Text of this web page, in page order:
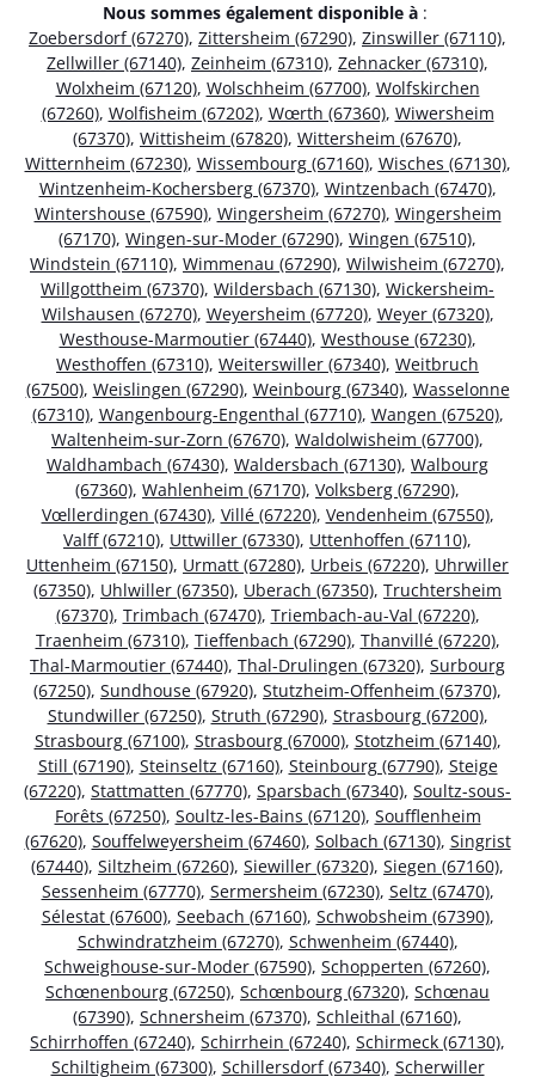
Nous sommes également disponible à :
Zoebersdorf (67270), Zittersheim (67290), Zinswiller (67110),
Zellwiller (67140), Zeinheim (67310), Zehnacker (67310),
Wolxheim (67120), Wolschheim (67700), Wolfskirchen
(67260), Wolfisheim (67202), Wœrth (67360), Wiwersheim
(67370), Wittisheim (67820), Wittersheim (67670),
Witternheim (67230), Wissembourg (67160), Wisches (67130),
Wintzenheim-Kochersberg (67370), Wintzenbach (67470),
Wintershouse (67590), Wingersheim (67270), Wingersheim
(67170), Wingen-sur-Moder (67290), Wingen (67510),
Windstein (67110), Wimmenau (67290), Wilwisheim (67270),
Willgottheim (67370), Wildersbach (67130), Wickersheim-
Wilshausen (67270), Weyersheim (67720), Weyer (67320),
Westhouse-Marmoutier (67440), Westhouse (67230),
Westhoffen (67310), Weiterswiller (67340), Weitbruch
(67500), Weislingen (67290), Weinbourg (67340), Wasselonne
(67310), Wangenbourg-Engenthal (67710), Wangen (67520),
Waltenheim-sur-Zorn (67670), Waldolwisheim (67700),
Waldhambach (67430), Waldersbach (67130), Walbourg
(67360), Wahlenheim (67170), Volksberg (67290),
Vœllerdingen (67430), Villé (67220), Vendenheim (67550),
Valff (67210), Uttwiller (67330), Uttenhoffen (67110),
Uttenheim (67150), Urmatt (67280), Urbeis (67220), Uhrwiller
(67350), Uhlwiller (67350), Uberach (67350), Truchtersheim
(67370), Trimbach (67470), Triembach-au-Val (67220),
Traenheim (67310), Tieffenbach (67290), Thanvillé (67220),
Thal-Marmoutier (67440), Thal-Drulingen (67320), Surbourg
(67250), Sundhouse (67920), Stutzheim-Offenheim (67370),
Stundwiller (67250), Struth (67290), Strasbourg (67200),
Strasbourg (67100), Strasbourg (67000), Stotzheim (67140),
Still (67190), Steinseltz (67160), Steinbourg (67790), Steige
(67220), Stattmatten (67770), Sparsbach (67340), Soultz-sous-
Forêts (67250), Soultz-les-Bains (67120), Soufflenheim
(67620), Souffelweyersheim (67460), Solbach (67130), Singrist
(67440), Siltzheim (67260), Siewiller (67320), Siegen (67160),
Sessenheim (67770), Sermersheim (67230), Seltz (67470),
Sélestat (67600), Seebach (67160), Schwobsheim (67390),
Schwindratzheim (67270), Schwenheim (67440),
Schweighouse-sur-Moder (67590), Schopperten (67260),
Schœnenbourg (67250), Schœnbourg (67320), Schœnau
(67390), Schnersheim (67370), Schleithal (67160),
Schirrhoffen (67240), Schirrhein (67240), Schirmeck (67130),
Schiltigheim (67300), Schillersdorf (67340), Scherwiller